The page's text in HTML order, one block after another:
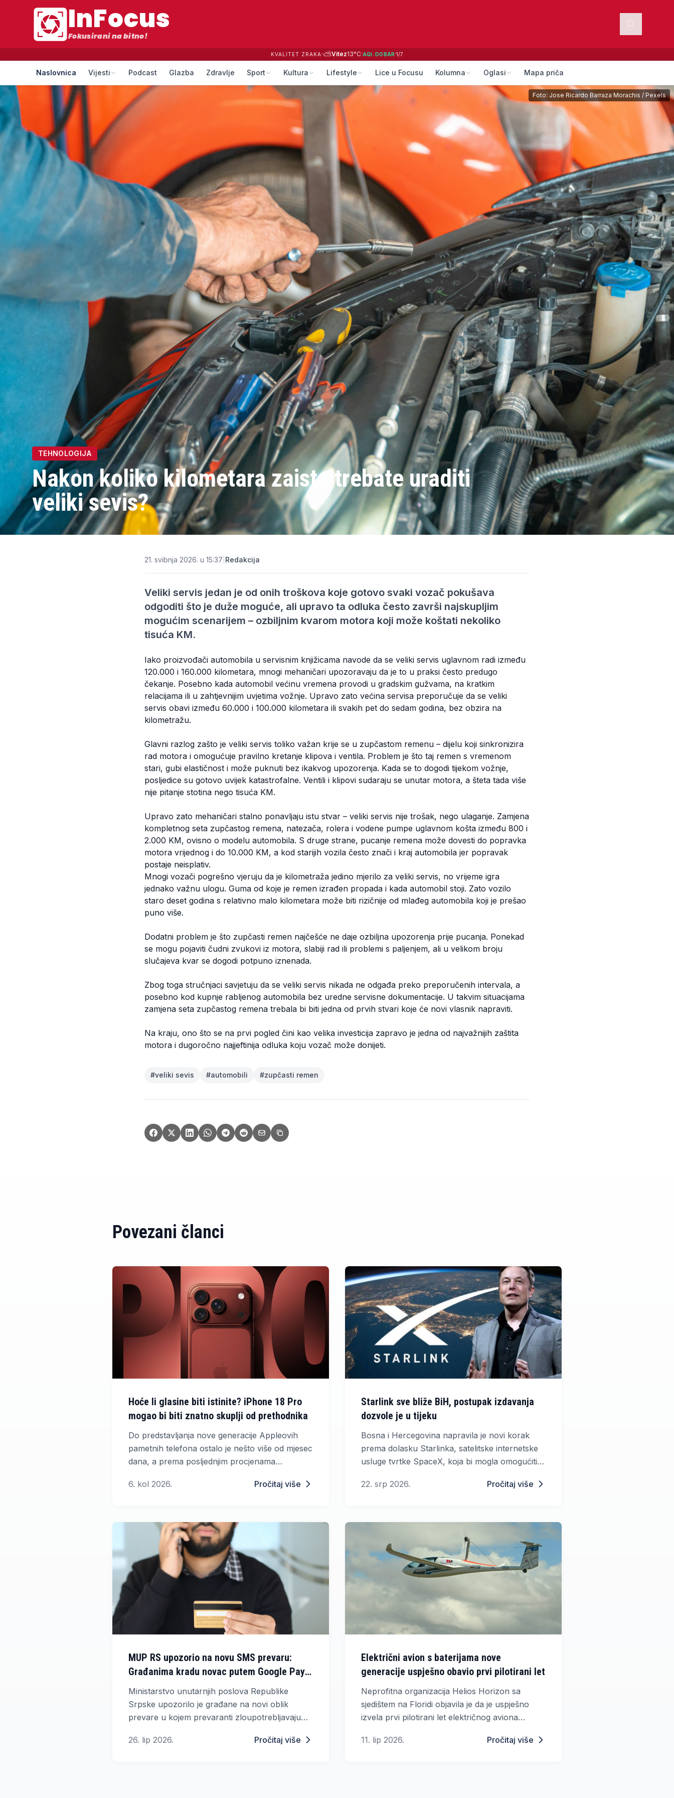
InFocus
Fokusirani na bitno!
KVALITET ZRAKA·⛅Vitez13°C·AQI: DOBAR·1/7
Naslovnica Vijesti Podcast Glazba Zdravlje Sport Kultura Lifestyle Lice u Focusu Kolumna Oglasi Mapa priča
TEHNOLOGIJA
Nakon koliko kilometara zaista trebate uraditi
veliki sevis?
Foto: Jose Ricardo Barraza Morachis / Pexels
21. svibnja 2026. u 15:37 Redakcija
Veliki servis jedan je od onih troškova koje gotovo svaki vozač pokušava
odgoditi što je duže moguće, ali upravo ta odluka često završi najskupljim
mogućim scenarijem – ozbiljnim kvarom motora koji može koštati nekoliko
tisuća KM.
Iako proizvođači automobila u servisnim knjižicama navode da se veliki servis uglavnom radi između
120.000 i 160.000 kilometara, mnogi mehaničari upozoravaju da je to u praksi često predugo
čekanje. Posebno kada automobil većinu vremena provodi u gradskim gužvama, na kratkim
relacijama ili u zahtjevnijim uvjetima vožnje. Upravo zato većina servisa preporučuje da se veliki
servis obavi između 60.000 i 100.000 kilometara ili svakih pet do sedam godina, bez obzira na
kilometražu.
Glavni razlog zašto je veliki servis toliko važan krije se u zupčastom remenu – dijelu koji sinkronizira
rad motora i omogućuje pravilno kretanje klipova i ventila. Problem je što taj remen s vremenom
stari, gubi elastičnost i može puknuti bez ikakvog upozorenja. Kada se to dogodi tijekom vožnje,
posljedice su gotovo uvijek katastrofalne. Ventili i klipovi sudaraju se unutar motora, a šteta tada više
nije pitanje stotina nego tisuća KM.
Upravo zato mehaničari stalno ponavljaju istu stvar – veliki servis nije trošak, nego ulaganje. Zamjena
kompletnog seta zupčastog remena, natezača, rolera i vodene pumpe uglavnom košta između 800 i
2.000 KM, ovisno o modelu automobila. S druge strane, pucanje remena može dovesti do popravka
motora vrijednog i do 10.000 KM, a kod starijih vozila često znači i kraj automobila jer popravak
postaje neisplativ.
Mnogi vozači pogrešno vjeruju da je kilometraža jedino mjerilo za veliki servis, no vrijeme igra
jednako važnu ulogu. Guma od koje je remen izrađen propada i kada automobil stoji. Zato vozilo
staro deset godina s relativno malo kilometara može biti rizičnije od mlađeg automobila koji je prešao
puno više.
Dodatni problem je što zupčasti remen najčešće ne daje ozbiljna upozorenja prije pucanja. Ponekad
se mogu pojaviti čudni zvukovi iz motora, slabiji rad ili problemi s paljenjem, ali u velikom broju
slučajeva kvar se dogodi potpuno iznenada.
Zbog toga stručnjaci savjetuju da se veliki servis nikada ne odgađa preko preporučenih intervala, a
posebno kod kupnje rabljenog automobila bez uredne servisne dokumentacije. U takvim situacijama
zamjena seta zupčastog remena trebala bi biti jedna od prvih stvari koje će novi vlasnik napraviti.
Na kraju, ono što se na prvi pogled čini kao velika investicija zapravo je jedna od najvažnijih zaštita
motora i dugoročno najjeftinija odluka koju vozač može donijeti.
#veliki sevis #automobili #zupčasti remen
Povezani članci
Hoće li glasine biti istinite? iPhone 18 Pro
mogao bi biti znatno skuplji od prethodnika
Do predstavljanja nove generacije Appleovih
pametnih telefona ostalo je nešto više od mjesec
dana, a prema posljednjim procjenama
osjetno višu cijenu. Očekuje se da će Apple
6. kol 2026. Pročitaj više
Starlink sve bliže BiH, postupak izdavanja
dozvole je u tijeku
Bosna i Hercegovina napravila je novi korak
prema dolasku Starlinka, satelitske internetske
usluge tvrtke SpaceX, koja bi mogla omogućiti
22. srp 2026.
Pročitaj više
MUP RS upozorio na novu SMS prevaru:
Građanima kradu novac putem Google Paya
i Apple Paya
Ministarstvo unutarnjih poslova Republike
Srpske upozorilo je građane na novi oblik
prevare u kojem prevaranti zloupotrebljavaju
26. lip 2026.
Pročitaj više
Električni avion s baterijama nove
generacije uspješno obavio prvi pilotirani let
Neprofitna organizacija Helios Horizon sa
sjedištem na Floridi objavila je da je uspješno
izvela prvi pilotirani let električnog aviona
tehnologijom koja bi mogla značajno unaprijediti
11. lip 2026. Pročitaj više